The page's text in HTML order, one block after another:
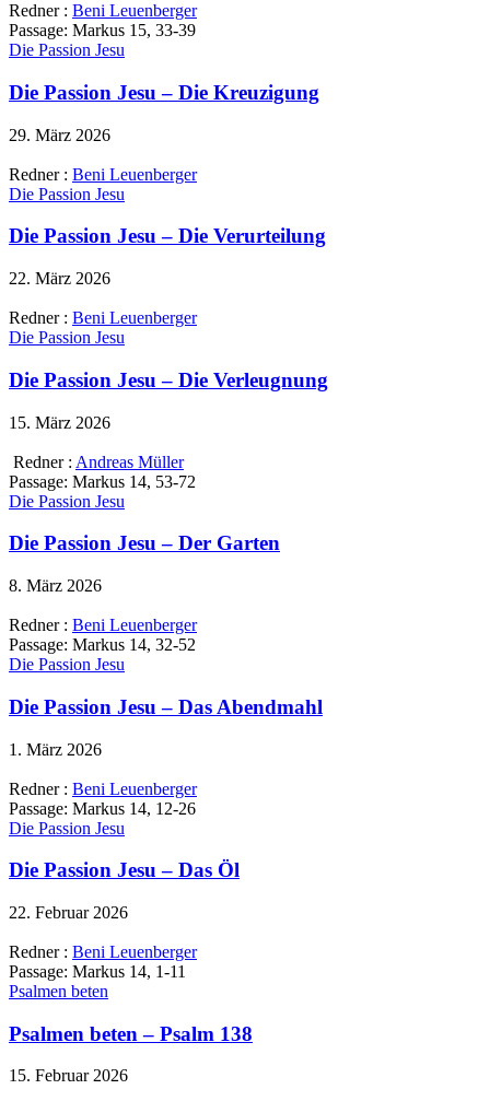
Redner : Beni Leuenberger
Passage: Markus 15, 33-39
Die Passion Jesu
Die Passion Jesu – Die Kreuzigung
29. März 2026
Redner : Beni Leuenberger
Die Passion Jesu
Die Passion Jesu – Die Verurteilung
22. März 2026
Redner : Beni Leuenberger
Die Passion Jesu
Die Passion Jesu – Die Verleugnung
15. März 2026
Redner : Andreas Müller
Passage: Markus 14, 53-72
Die Passion Jesu
Die Passion Jesu – Der Garten
8. März 2026
Redner : Beni Leuenberger
Passage: Markus 14, 32-52
Die Passion Jesu
Die Passion Jesu – Das Abendmahl
1. März 2026
Redner : Beni Leuenberger
Passage: Markus 14, 12-26
Die Passion Jesu
Die Passion Jesu – Das Öl
22. Februar 2026
Redner : Beni Leuenberger
Passage: Markus 14, 1-11
Psalmen beten
Psalmen beten – Psalm 138
15. Februar 2026